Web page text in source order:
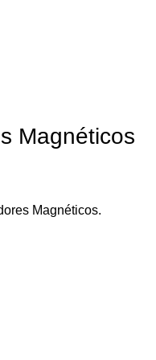
Magnéticos
Magnéticos.